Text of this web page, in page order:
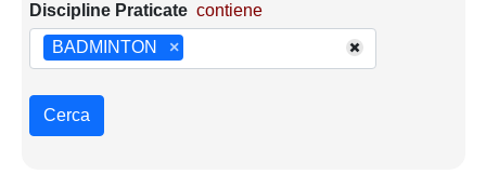
Discipline Praticate contiene
×
BADMINTON
Cerca